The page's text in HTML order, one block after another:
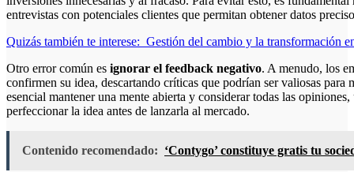
entrevistas con potenciales clientes que permitan obtener datos
Quizás también te interese: Gestión del cambio y la transformación
Otro error común es ignorar el feedback negativo. A menudo, los
confirmen su idea, descartando críticas que podrían ser valiosas
esencial mantener una mente abierta y considerar todas las
perfeccionar la idea antes de lanzarla al mercado.
Contenido recomendado: ‘Contygo’ constituye gratis tu